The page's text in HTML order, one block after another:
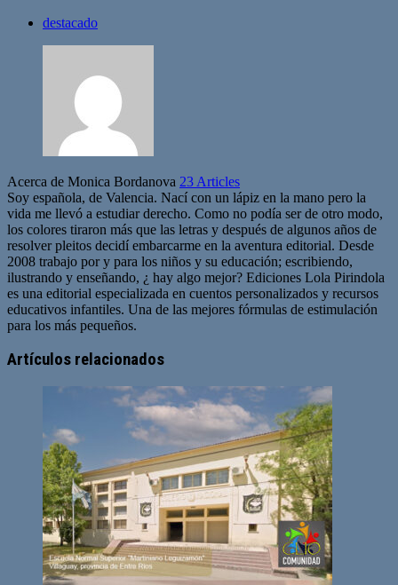
destacado
Acerca de Monica Bordanova 23 Articles
Soy española, de Valencia. Nací con un lápiz en la mano pero la
vida me llevó a estudiar derecho. Como no podía ser de otro modo,
los colores tiraron más que las letras y después de algunos años de
resolver pleitos decidí embarcarme en la aventura editorial. Desde
2008 trabajo por y para los niños y su educación; escribiendo,
ilustrando y enseñando, ¿ hay algo mejor? Ediciones Lola Pirindola
es una editorial especializada en cuentos personalizados y recursos
educativos infantiles. Una de las mejores fórmulas de estimulación
para los más pequeños.
web
Artículos relacionados